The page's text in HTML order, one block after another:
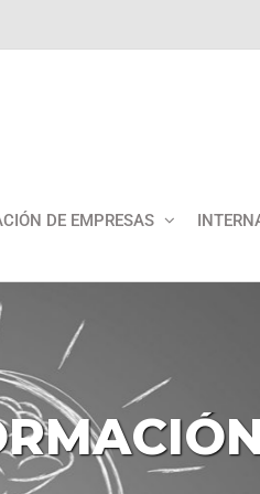
DE EMPRESAS